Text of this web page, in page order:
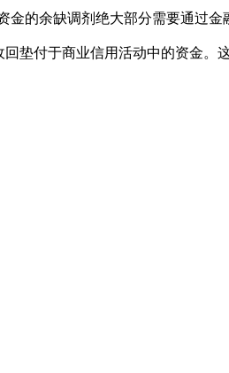
的余缺调剂绝大部分需要通过金
垫付于商业信用活动中的资金。